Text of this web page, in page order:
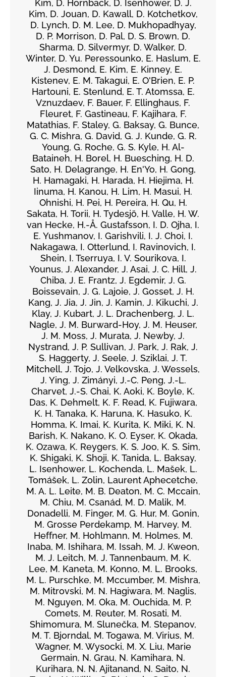
Kim, D. Hornback, D. Isenhower, D. J.
Kim, D. Jouan, D. Kawall, D. Kotchetkov,
D. Lynch, D. M. Lee, D. Mukhopadhyay,
D. P. Morrison, D. Pal, D. S. Brown, D.
Sharma, D. Silvermyr, D. Walker, D.
Winter, D. Yu. Peressounko, E. Haslum, E.
J. Desmond, E. Kim, E. Kinney, E.
Kistenev, E. M. Takagui, E. O'Brien, E. P.
Hartouni, E. Stenlund, E. T. Atomssa, E.
Vznuzdaev, F. Bauer, F. Ellinghaus, F.
Fleuret, F. Gastineau, F. Kajihara, F.
Matathias, F. Staley, G. Baksay, G. Bunce,
G. C. Mishra, G. David, G. J. Kunde, G. R.
Young, G. Roche, G. S. Kyle, H. Al-
Bataineh, H. Borel, H. Buesching, H. D.
Sato, H. Delagrange, H. En'Yo, H. Gong,
H. Hamagaki, H. Harada, H. Hiejima, H.
Iinuma, H. Kanou, H. Lim, H. Masui, H.
Ohnishi, H. Pei, H. Pereira, H. Qu, H.
Sakata, H. Torii, H. Tydesjö, H. Valle, H. W.
van Hecke, H.-Å. Gustafsson, I. D. Ojha, I.
E. Yushmanov, I. Garishvili, I. J. Choi, I.
Nakagawa, I. Otterlund, I. Ravinovich, I.
Shein, I. Tserruya, I. V. Sourikova, I.
Younus, J. Alexander, J. Asai, J. C. Hill, J.
Chiba, J. E. Frantz, J. Egdemir, J. G.
Boissevain, J. G. Lajoie, J. Gosset, J. H.
Kang, J. Jia, J. Jin, J. Kamin, J. Kikuchi, J.
Klay, J. Kubart, J. L. Drachenberg, J. L.
Nagle, J. M. Burward-Hoy, J. M. Heuser,
J. M. Moss, J. Murata, J. Newby, J.
Nystrand, J. P. Sullivan, J. Park, J. Rak, J.
S. Haggerty, J. Seele, J. Sziklai, J. T.
Mitchell, J. Tojo, J. Velkovska, J. Wessels,
J. Ying, J. Zimányi, J.-C. Peng, J.-L.
Charvet, J.-S. Chai, K. Aoki, K. Boyle, K.
Das, K. Dehmelt, K. F. Read, K. Fujiwara,
K. H. Tanaka, K. Haruna, K. Hasuko, K.
Homma, K. Imai, K. Kurita, K. Miki, K. N.
Barish, K. Nakano, K. O. Eyser, K. Okada,
K. Ozawa, K. Reygers, K. S. Joo, K. S. Sim,
K. Shigaki, K. Shoji, K. Tanida, L. Baksay,
L. Isenhower, L. Kochenda, L. Mašek, L.
Tomášek, L. Zolin, Laurent Aphecetche,
M. A. L. Leite, M. B. Deaton, M. C. Mccain,
M. Chiu, M. Csanád, M. D. Malik, M.
Donadelli, M. Finger, M. G. Hur, M. Gonin,
M. Grosse Perdekamp, M. Harvey, M.
Heffner, M. Hohlmann, M. Holmes, M.
Inaba, M. Ishihara, M. Issah, M. J. Kweon,
M. J. Leitch, M. J. Tannenbaum, M. K.
Lee, M. Kaneta, M. Konno, M. L. Brooks,
M. L. Purschke, M. Mccumber, M. Mishra,
M. Mitrovski, M. N. Hagiwara, M. Naglis,
M. Nguyen, M. Oka, M. Ouchida, M. P.
Comets, M. Reuter, M. Rosati, M.
Shimomura, M. Slunečka, M. Stepanov,
M. T. Bjorndal, M. Togawa, M. Virius, M.
Wagner, M. Wysocki, M. X. Liu, Marie
Germain, N. Grau, N. Kamihara, N.
Kurihara, N. N. Ajitanand, N. Saito, N.